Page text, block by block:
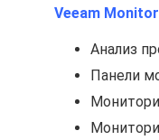
Veeam Monitor
Анализ
Панели